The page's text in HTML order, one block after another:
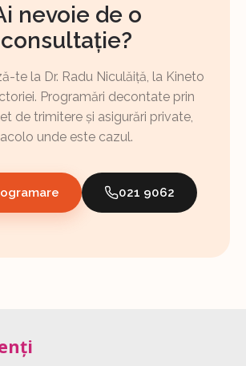
nevoie de o
consultație?
te la Dr. Radu Niculăiță, la Kineto
Programări decontate prin
de trimitere și asigurări private,
acolo unde este cazul.
021 9062